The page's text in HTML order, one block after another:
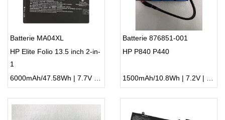
Batterie MA04XL
HP Elite Folio 13.5 inch 2-in-
1
6000mAh/47.58Wh | 7.7V | Li-ion ...
Batterie 876851-001
HP P840 P440
1500mAh/10.8Wh | 7.2V | Li-ion ...